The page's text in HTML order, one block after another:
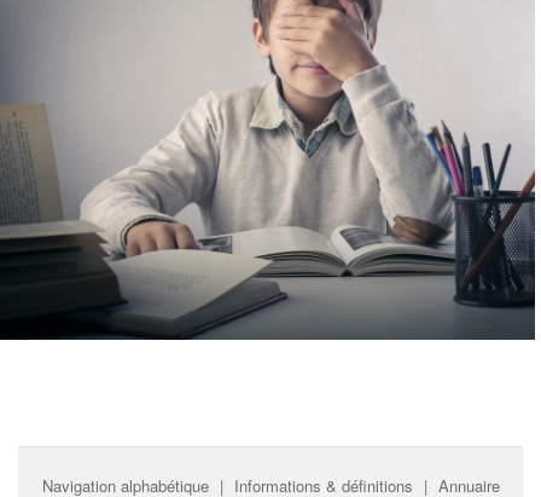
Navigation alphabétique | Informations & définitions | Annuaire